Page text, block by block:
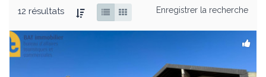
12 résultats Enregistrer la recherche